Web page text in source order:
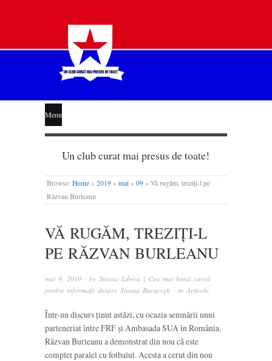
STEAUA
LIBERĂ
Menu
Un club curat mai presus de toate!
Browse: Home » 2019 » mai » 09 » Vă rugăm, treziți-l pe
Răzvan Burleanu
VĂ RUGĂM, TREZIȚI-L
PE RĂZVAN BURLEANU
mai 9, 2019 · by Steaua Libera | Cea mai bună sursă
pentru informații despre Steaua București · in Articole
Într-un discurs ținut astăzi, cu ocazia semnării unui
parteneriat între FRF și Ambasada SUA în România,
Răzvan Burleanu a demonstrat din nou că este
complet paralel cu fotbalul. Acesta a cerut din nou